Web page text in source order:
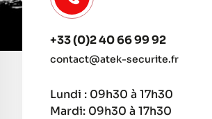
+33 (0)2 40 66 99 92
contact@atek-securite.fr
Lundi : 09h30 à 17h30
Mardi: 09h30 à 17h30